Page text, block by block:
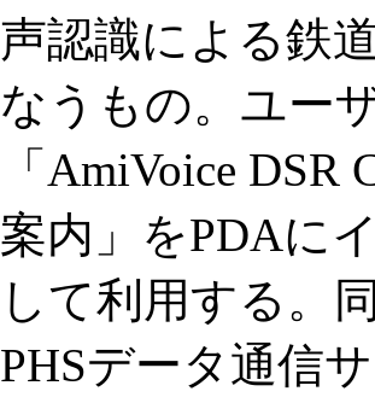
声認識による鉄
なうもの。ユー
「AmiVoice DSR
案内」をPDAに
して利用する。
PHSデータ通信